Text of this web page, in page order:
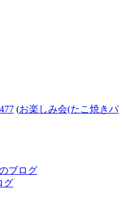
(お楽しみ会(たこ焼きパ
ブログ
グ